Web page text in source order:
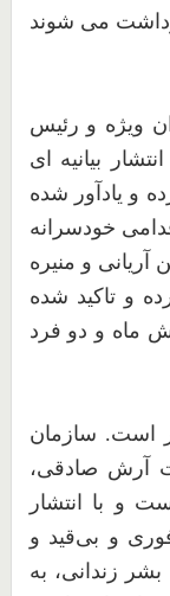
می شوند
ویژه و رئیس
انتشار بیانیه
ای
و یادآور شده
خودسرانه
آریانی و منیره
و تاکید شده
ماه و دو فرد
است. سازمان
در باره وضعیت آرش صادقی،
و با انتشار
و بی‌قید و
زندانی، به